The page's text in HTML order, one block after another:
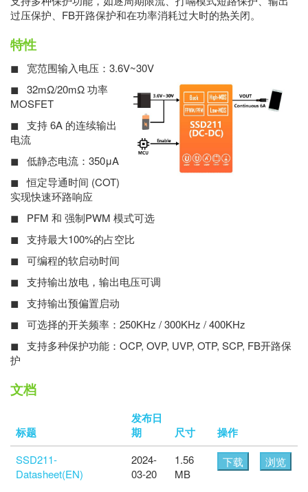
过压保护、FB开路保护和在功率消耗过大时的热关闭。
特性
◼ 宽范围输入电压：3.6V~30V
◼ 32mΩ/20mΩ 功率
MOSFET
◼ 支持 6A 的连续输出
电流
◼ 低静态电流：350μA
◼ 恒定导通时间 (COT)
实现快速环路响应
◼ PFM 和 强制PWM 模式可选
◼ 支持最大100%的占空比
◼ 可编程的软启动时间
◼ 支持输出放电，输出电压可调
◼ 支持输出预偏置启动
◼ 可选择的开关频率：250KHz / 300KHz / 400KHz
◼ 支持多种保护功能：OCP, OVP, UVP, OTP, SCP, FB开路保
护
文档
标题
发布日
期
尺寸 操作
SSD211-
Datasheet(EN)
2024-
03-20
1.56
MB
下载 浏览